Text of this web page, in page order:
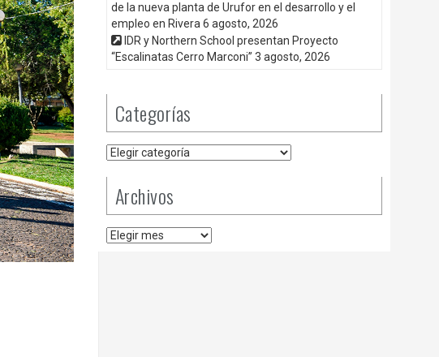
de la nueva planta de Urufor en el desarrollo y el
empleo en Rivera 6 agosto, 2026
IDR y Northern School presentan Proyecto
“Escalinatas Cerro Marconi” 3 agosto, 2026
Categorías
Categorías
Archivos
Archivos